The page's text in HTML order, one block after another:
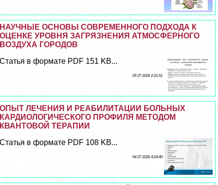
НАУЧНЫЕ ОСНОВЫ СОВРЕМЕННОГО ПОДХОДА К
ОЦЕНКЕ УРОВНЯ ЗАГРЯЗНЕНИЯ АТМОСФЕРНОГО
ВОЗДУХА ГОРОДОВ
Статья в формате PDF 151 KB...
05 07 2026 2:21:51
ОПЫТ ЛЕЧЕНИЯ И РЕАБИЛИТАЦИИ БОЛЬНЫХ
КАРДИОЛОГИЧЕСКОГО ПРОФИЛЯ МЕТОДОМ
КВАНТОВОЙ ТЕРАПИИ
Статья в формате PDF 108 KB...
04 07 2026 4:24:40